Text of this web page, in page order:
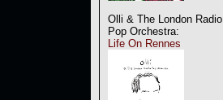
Olli & The London Radio
Pop Orchestra:
Life On Rennes